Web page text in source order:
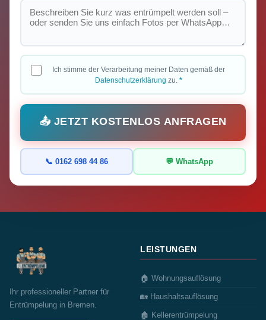
Ich stimme der Verarbeitung meiner Daten gemäß der
Datenschutzerklärung zu. *
📤 JETZT KOSTENLOS ANFRAGEN
📞 0162 698 44 86 💬 WhatsApp
Ihr professioneller Partner für
Entrümpelung in Bremen.
LEISTUNGEN
🏠 Wohnungsauflösung
🏡 Haushaltsauflösung
🏚️ Kellerentrümpelung